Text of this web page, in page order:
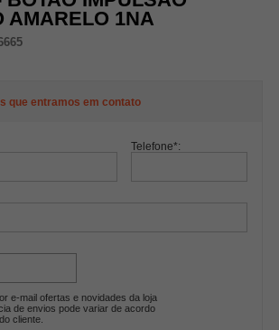
AMARELO 1NA
que entramos em contato
Telefone*:
e-mail ofertas e novidades da loja
de envios pode variar de acordo
cliente.